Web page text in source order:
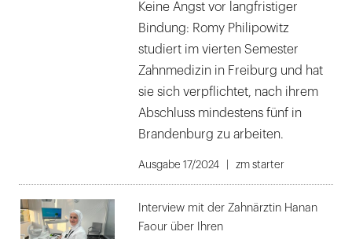
Keine Angst vor langfristiger
Bindung: Romy Philipowitz
studiert im vierten Semester
Zahnmedizin in Freiburg und hat
sie sich verpflichtet, nach ihrem
Abschluss mindestens fünf in
Brandenburg zu arbeiten.
Ausgabe 17/2024 zm starter
Interview mit der Zahnärztin Hanan
Faour über Ihren